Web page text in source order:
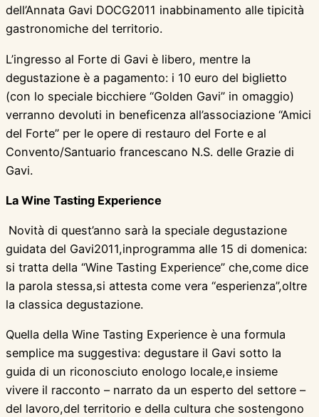
dell’Annata Gavi DOCG2011 inabbinamento alle tipicità
gastronomiche del territorio.
L’ingresso al Forte di Gavi è libero, mentre la
degustazione è a pagamento: i 10 euro del biglietto
(con lo speciale bicchiere “Golden Gavi” in omaggio)
verranno devoluti in beneficenza all’associazione “Amici
del Forte” per le opere di restauro del Forte e al
Convento/Santuario francescano N.S. delle Grazie di
Gavi.
La Wine Tasting Experience
Novità di quest’anno sarà la speciale degustazione
guidata del Gavi2011,inprogramma alle 15 di domenica:
si tratta della “Wine Tasting Experience” che,come dice
la parola stessa,si attesta come vera “esperienza”,oltre
la classica degustazione.
Quella della Wine Tasting Experience è una formula
semplice ma suggestiva: degustare il Gavi sotto la
guida di un riconosciuto enologo locale,e insieme
vivere il racconto – narrato da un esperto del settore –
del lavoro,del territorio e della cultura che sostengono